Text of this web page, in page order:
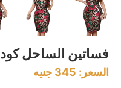
فساتين الساحل كود 875
السعر: 345 جنيه